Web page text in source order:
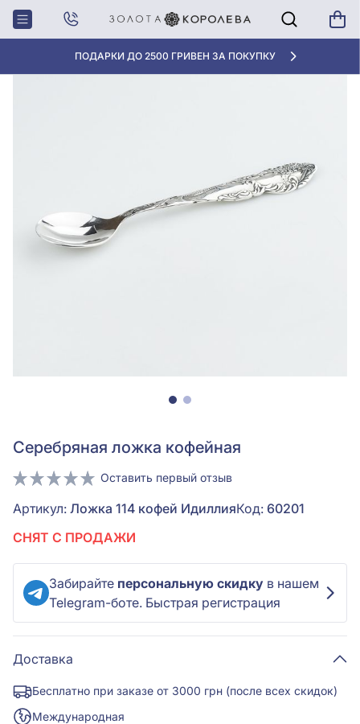
ПОДАРКИ ДО 2500 ГРИВЕН ЗА ПОКУПКУ
Главная Серебряная ложка кофейная
Серебряная ложка кофейная
Оставить первый отзыв
Артикул: Ложка 114 кофей ИдиллияКод: 60201
СНЯТ С ПРОДАЖИ
Забирайте персональную скидку в нашем
Telegram-боте. Быстрая регистрация
Доставка
Бесплатно при заказе от 3000 грн (после всех скидок)
Международная